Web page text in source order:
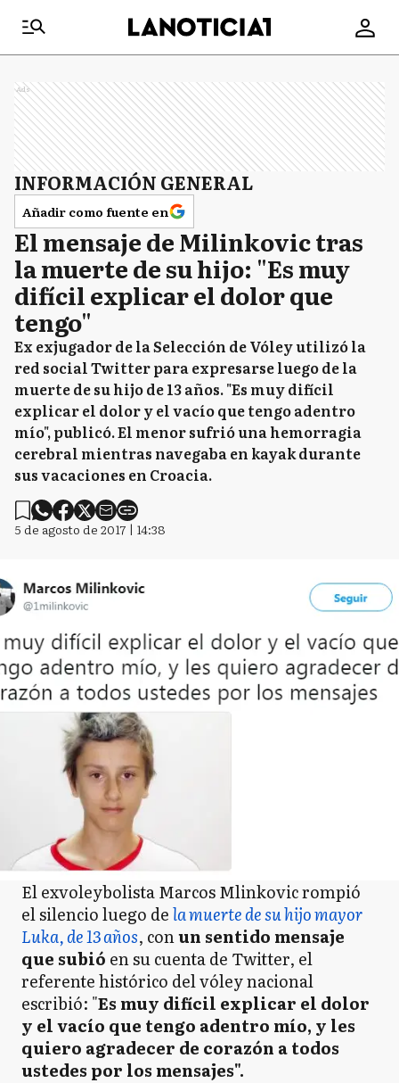
Ads
INFORMACIÓN GENERAL
Añadir como fuente en
El mensaje de Milinkovic tras
la muerte de su hijo: "Es muy
difícil explicar el dolor que
tengo"
Ex exjugador de la Selección de Vóley utilizó la
red social Twitter para expresarse luego de la
muerte de su hijo de 13 años. "Es muy difícil
explicar el dolor y el vacío que tengo adentro
mío", publicó. El menor sufrió una hemorragia
cerebral mientras navegaba en kayak durante
sus vacaciones en Croacia.
5 de agosto de 2017 | 14:38
El exvoleybolista Marcos Mlinkovic rompió
el silencio luego dela muerte de su hijo mayor
Luka, de 13 años, conun sentido mensaje
que subió en su cuenta de Twitter, el
referente histórico del vóley nacional
escribió: "Es muy difícil explicar el dolor
y el vacío que tengo adentro mío, y les
quiero agradecer de corazón a todos
ustedes por los mensajes".